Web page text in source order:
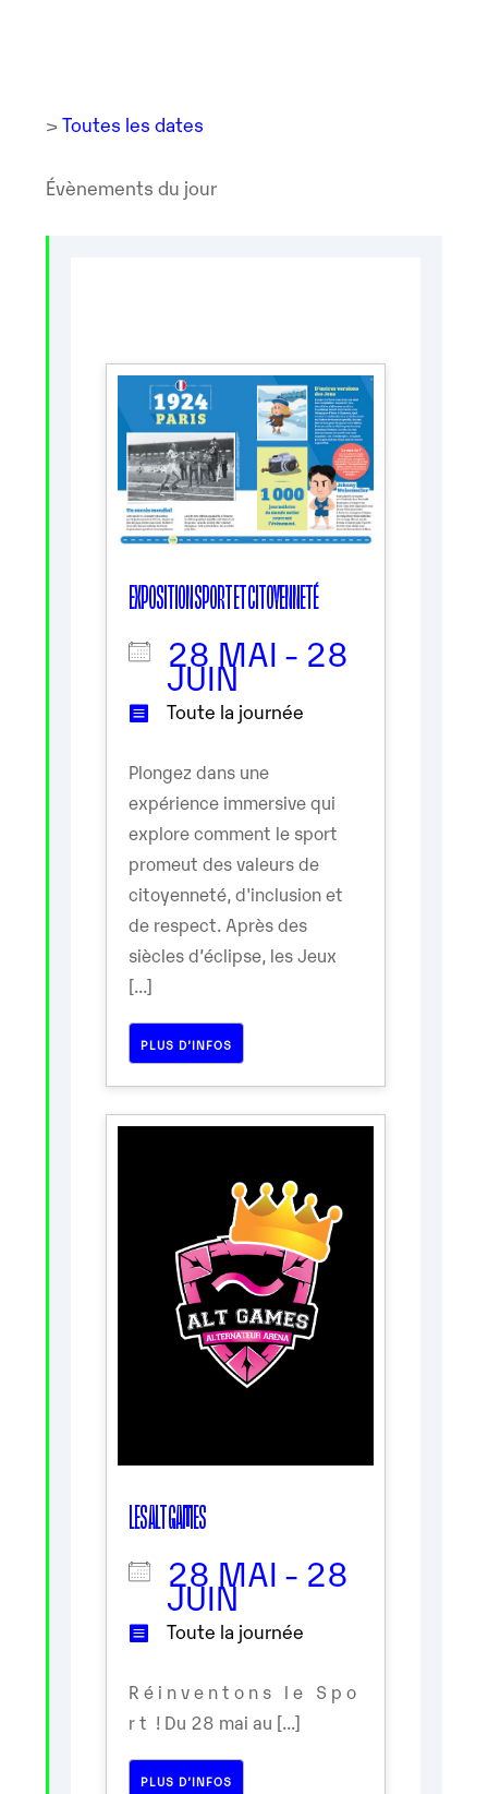
> Toutes les dates
Évènements du jour
EXPOSITION SPORT ET CITOYENNETÉ
28 MAI - 28
JUIN
Toute la journée
Plongez dans une
expérience immersive qui
explore comment le sport
promeut des valeurs de
citoyenneté, d'inclusion et
de respect. Après des
siècles d’éclipse, les Jeux
[...]
PLUS D’INFOS
LES ALT GAMES
28 MAI - 28
JUIN
Toute la journée
R é i n v e n t o n s l e S p o
r t ! Du 28 mai au [...]
PLUS D’INFOS